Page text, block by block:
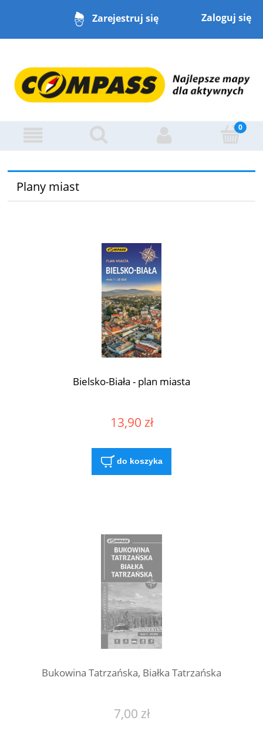
Zarejestruj się Zaloguj się
Plany miast
Bielsko-Biała - plan miasta
13,90 zł
do koszyka
Bukowina Tatrzańska, Białka Tatrzańska
7,00 zł